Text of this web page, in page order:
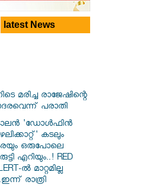
latest News
മരിച്ച രാജേഷിന്റെ
പരാതി
'ഡോൾഫിൻ
കടലും
ഒരുപോലെ
എറിയും..! RED
ൽ മാറ്റമില്ല
രാത്രി